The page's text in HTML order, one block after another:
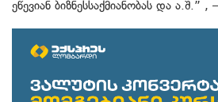
ეწევიან ბიზნესსაქმიანობას და ა.შ.” ,